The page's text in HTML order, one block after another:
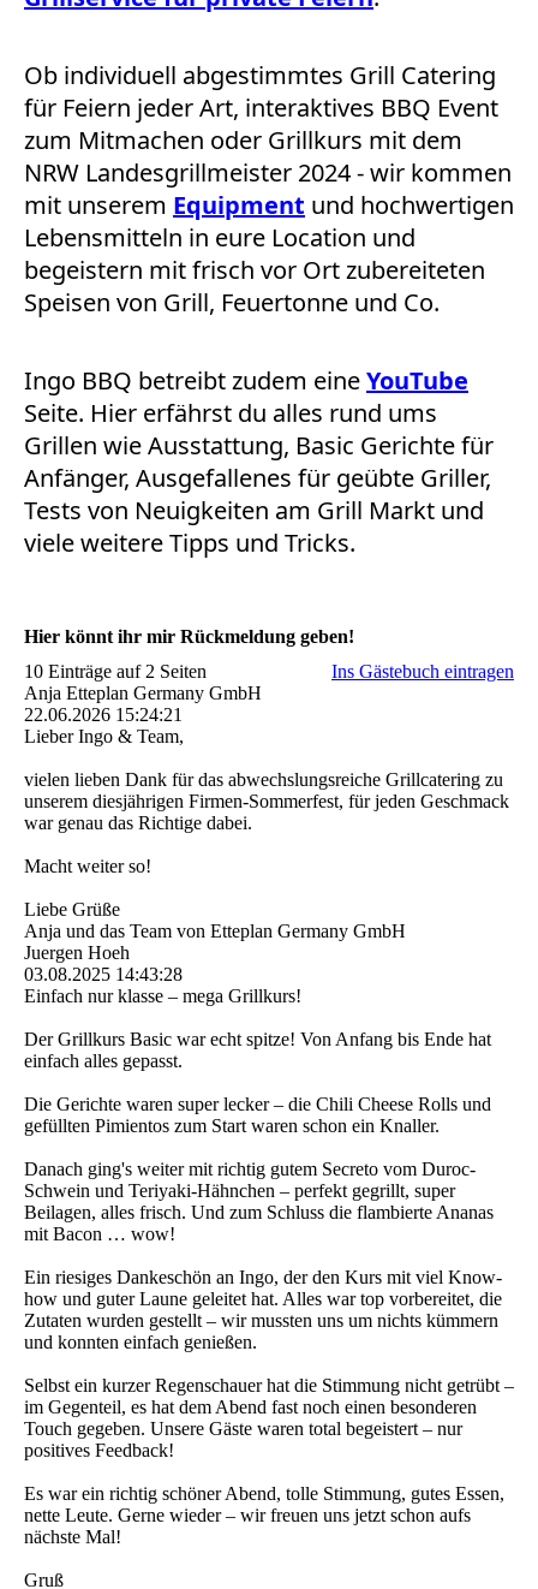
Ob individuell abgestimmtes Grill Catering
für Feiern jeder Art, interaktives BBQ Event
zum Mitmachen oder Grillkurs mit dem
NRW Landesgrillmeister 2024 - wir kommen
mit unserem Equipment und hochwertigen
Lebensmitteln in eure Location und
begeistern mit frisch vor Ort zubereiteten
Speisen von Grill, Feuertonne und Co.
Ingo BBQ betreibt zudem eineYouTube
Seite. Hier erfährst du alles rund ums
Grillen wie Ausstattung, Basic Gerichte für
Anfänger, Ausgefallenes für geübte Griller,
Tests von Neuigkeiten am Grill Markt und
viele weitere Tipps und Tricks.
Hier könnt ihr mir Rückmeldung geben!
10 Einträge auf 2 Seiten
Ins Gästebuch eintragen
Anja Etteplan Germany GmbH
22.06.2026 15:24:21
Lieber Ingo & Team,
vielen lieben Dank für das abwechslungsreiche Grillcatering zu
unserem diesjährigen Firmen-Sommerfest, für jeden Geschmack
war genau das Richtige dabei.
Macht weiter so!
Liebe Grüße
Anja und das Team von Etteplan Germany GmbH
Juergen Hoeh
03.08.2025 14:43:28
Einfach nur klasse – mega Grillkurs!
Der Grillkurs Basic war echt spitze! Von Anfang bis Ende hat
einfach alles gepasst.
Die Gerichte waren super lecker – die Chili Cheese Rolls und
gefüllten Pimientos zum Start waren schon ein Knaller.
Danach ging's weiter mit richtig gutem Secreto vom Duroc-
Schwein und Teriyaki-Hähnchen – perfekt gegrillt, super
Beilagen, alles frisch. Und zum Schluss die flambierte Ananas
mit Bacon … wow!
Ein riesiges Dankeschön an Ingo, der den Kurs mit viel Know-
how und guter Laune geleitet hat. Alles war top vorbereitet, die
Zutaten wurden gestellt – wir mussten uns um nichts kümmern
und konnten einfach genießen.
Selbst ein kurzer Regenschauer hat die Stimmung nicht getrübt –
im Gegenteil, es hat dem Abend fast noch einen besonderen
Touch gegeben. Unsere Gäste waren total begeistert – nur
positives Feedback!
Es war ein richtig schöner Abend, tolle Stimmung, gutes Essen,
nette Leute. Gerne wieder – wir freuen uns jetzt schon aufs
nächste Mal!
Gruß